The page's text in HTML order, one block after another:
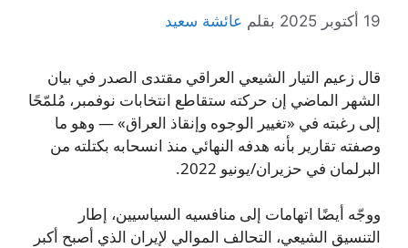
19 أكتوبر 2025 بقلم عائشة سعيد
قال زعيم التيار الشيعي العراقي مقتدى الصدر في بيان
الشهر الماضي إن حركته ستقاطع انتخابات نوفمبر، مُلمّحًا
إلى رغبته في «تغيير الوجوه وإنقاذ العراق» — وهو ما
وصفته تقارير بأنه هدفه النهائي منذ انسحابه بكتلته من
البرلمان في حزيران/يونيو 2022.
ووجّه أيضًا اتهامات إلى منافسيه السياسيين، إطار
التنسيق الشيعي، التحالف الموالي لإيران الذي أصبح أكبر